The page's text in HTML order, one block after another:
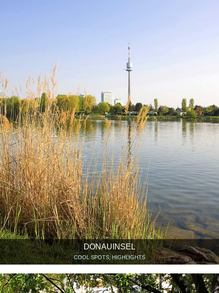
DONAUINSEL
COOL SPOTS, HIGHLIGHTS